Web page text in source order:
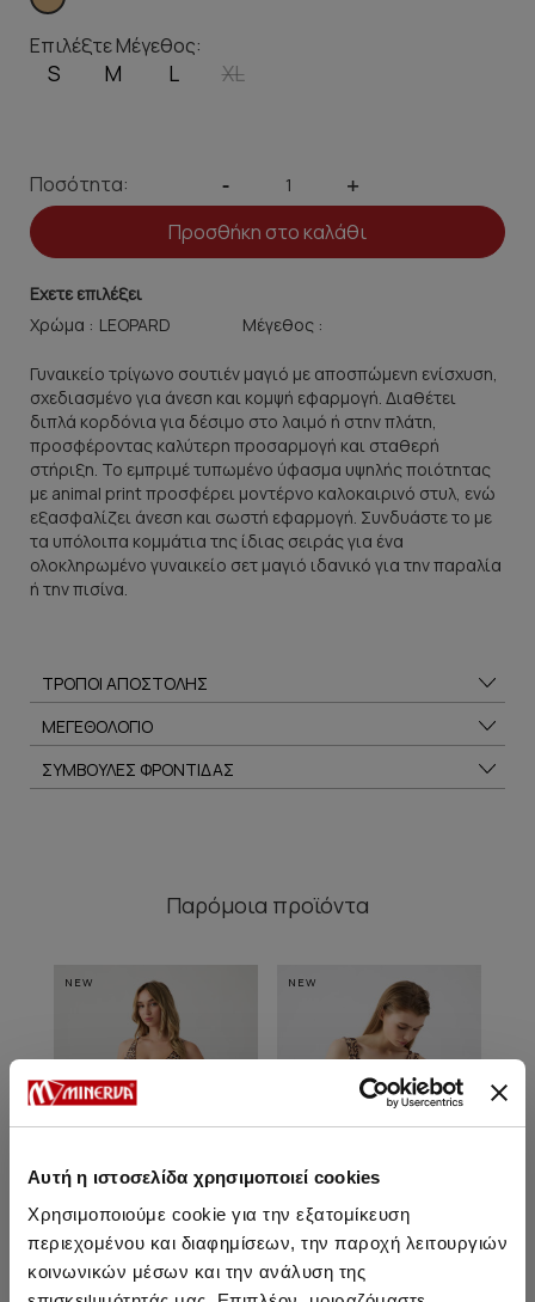
Αυτή η ιστοσελίδα χρησιμοποιεί cookies
Χρησιμοποιούμε cookie για την εξατομίκευση
περιεχομένου και διαφημίσεων, την παροχή λειτουργιών
κοινωνικών μέσων και την ανάλυση της
Επιλέξτε Μέγεθος:
S M L XL
Ποσότητα: - +
Προσθήκη στο καλάθι
Εχετε επιλέξει
Χρώμα :
Μέγεθος :
Γυναικείο τρίγωνο σουτιέν μαγιό με αποσπώμενη ενίσχυση,
σχεδιασμένο για άνεση και κομψή εφαρμογή. Διαθέτει
διπλά κορδόνια για δέσιμο στο λαιμό ή στην πλάτη,
προσφέροντας καλύτερη προσαρμογή και σταθερή
στήριξη. Το εμπριμέ τυπωμένο ύφασμα υψηλής ποιότητας
με animal print προσφέρει μοντέρνο καλοκαιρινό στυλ, ενώ
εξασφαλίζει άνεση και σωστή εφαρμογή. Συνδυάστε το με
τα υπόλοιπα κομμάτια της ίδιας σειράς για ένα
ολοκληρωμένο γυναικείο σετ μαγιό ιδανικό για την παραλία
ή την πισίνα.
ΤΡΟΠΟΙ ΑΠΟΣΤΟΛΗΣ
ΜΕΓΕΘΟΛΟΓΙΟ
ΣΥΜΒΟΥΛΕΣ ΦΡΟΝΤΙΔΑΣ
Παρόμοια προϊόντα
NEW NEW